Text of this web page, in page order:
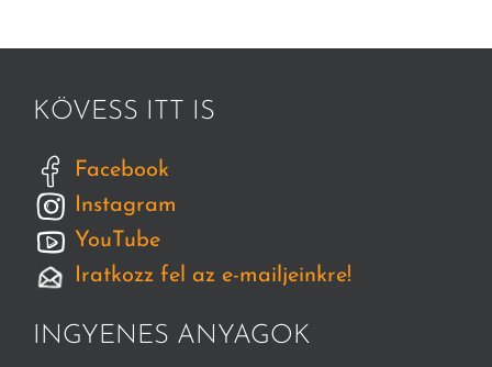
KÖVESS ITT IS
Facebook
Instagram
YouTube
Iratkozz fel az e-mailjeinkre!
INGYENES ANYAGOK